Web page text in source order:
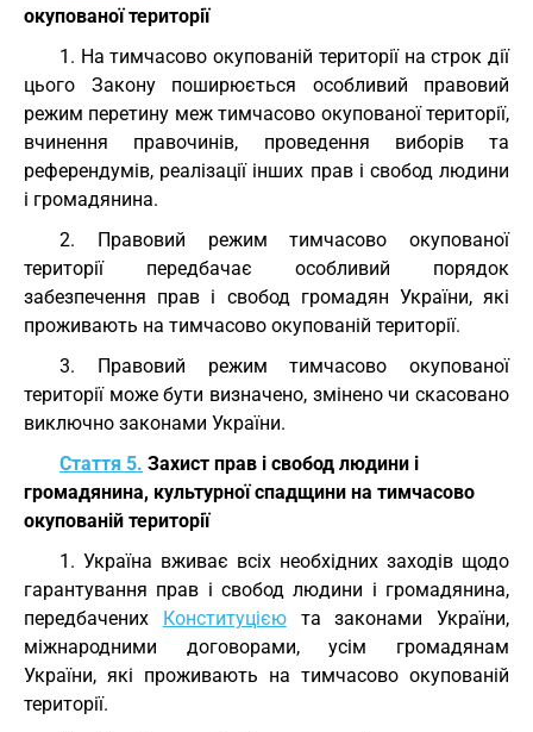
окупованої території
1. На тимчасово окупованій території на строк дії
цього Закону поширюється особливий правовий
режим перетину меж тимчасово окупованої території,
вчинення правочинів, проведення виборів та
референдумів, реалізації інших прав і свобод людини
і громадянина.
2. Правовий режим тимчасово окупованої
території передбачає особливий порядок
забезпечення прав і свобод громадян України, які
проживають на тимчасово окупованій території.
3. Правовий режим тимчасово окупованої
території може бути визначено, змінено чи скасовано
виключно законами України.
Стаття 5. Захист прав і свобод людини і
громадянина, культурної спадщини на тимчасово
окупованій території
1. Україна вживає всіх необхідних заходів щодо
гарантування прав і свобод людини і громадянина,
передбачених Конституцієюта законами України,
міжнародними договорами, усім громадянам
України, які проживають на тимчасово окупованій
території.